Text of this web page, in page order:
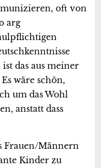
oft von
arg
das aus meiner
wäre schön,
um das Wohl
anstatt dass
Frauen/Männern
Kinder zu